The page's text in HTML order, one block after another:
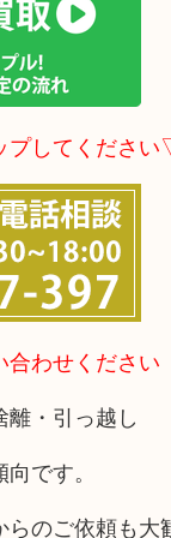
プしてくださ
合わせください
・引っ越し
です。
のご依頼も大